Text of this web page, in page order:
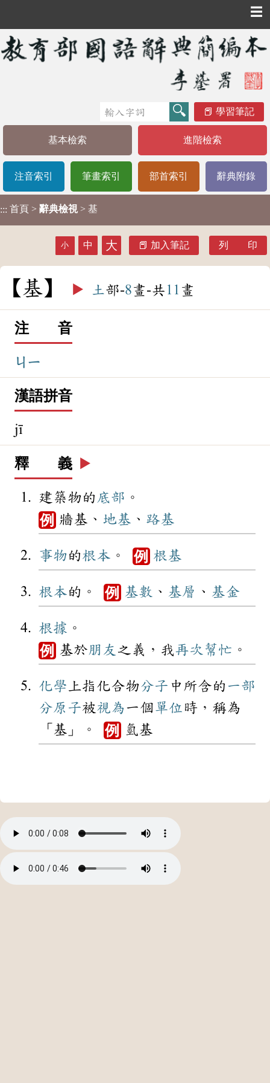
☰
學習筆記
基本檢索 進階檢索
注音索引 筆畫索引 部首索引 辭典附錄
::: 首頁 > 辭典檢視 > 基
小 中 大 加入筆記 列 印
基 ▶️ 土部-8畫-共 11 畫
注 音
ㄐㄧ
漢語拼音
jī
釋 義 ▶️
建築物的 底部 。
例 牆基、 地基 、 路基
事物的根本 。 例 根基
根本的。 例 基數 、 基層 、 基金
根據 。
例 基於朋友 之義，我再次 幫忙 。
化學 上指化合物分子 中所含的 一部
分原子被視為一個單位 時，稱為
「基」。 例 氫基